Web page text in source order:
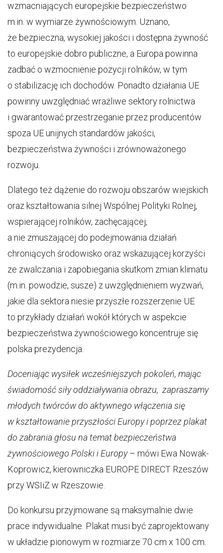
wzmacniających europejskie bezpieczeństwo
m.in. w wymiarze żywnościowym. Uznano,
że bezpieczna, wysokiej jakości i dostępna żywność
to europejskie dobro publiczne, a Europa powinna
zadbać o wzmocnienie pozycji rolników, w tym
o stabilizację ich dochodów. Ponadto działania UE
powinny uwzględniać wrażliwe sektory rolnictwa
i gwarantować przestrzeganie przez producentów
spoza UE unijnych standardów jakości,
bezpieczeństwa żywności i zrównoważonego
rozwoju.
Dlatego też dążenie do rozwoju obszarów wiejskich
oraz kształtowania silnej Wspólnej Polityki Rolnej,
wspierającej rolników, zachęcającej,
a nie zmuszającej do podejmowania działań
chroniących środowisko oraz wskazującej korzyści
ze zwalczania i zapobiegania skutkom zmian klimatu
(m.in. powodzie, susze) z uwzględnieniem wyzwań,
jakie dla sektora niesie przyszłe rozszerzenie UE
to przykłady działań wokół których w aspekcie
bezpieczeństwa żywnościowego koncentruje się
polska prezydencja.
Doceniając wysiłek wcześniejszych pokoleń, mając
świadomość siły oddziaływania obrazu, zapraszamy
młodych twórców do aktywnego włączenia się
w kształtowanie przyszłości Europy i poprzez plakat
do zabrania głosu na temat bezpieczeństwa
żywnościowego Polski i Europy– mówi Ewa Nowak-
Koprowicz, kierowniczka EUROPE DIRECT Rzeszów
przy WSIiZ w Rzeszowie.
Do konkursu przyjmowane są maksymalnie dwie
prace indywidualne. Plakat musi być zaprojektowany
w układzie pionowym w rozmiarze 70 cm x 100 cm.